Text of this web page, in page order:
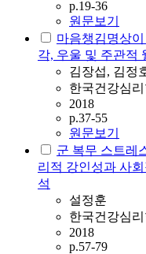
p.19-36
원문보기
마음챙김명상
각, 우울 및 주관적
김장섭, 김정
한국건강심리
2018
p.37-55
원문보기
군 복무 스트레
리적 강인성과 사
석
설정훈
한국건강심리
2018
p.57-79